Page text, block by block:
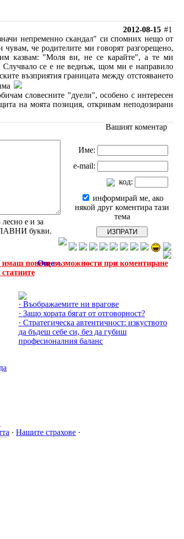
2012-08-15 #1
непременно скандал" си спомних нещо от
че родителите ми говорят разгорещено,
казвам: "Моля ви, не се карайте", а те ми
се е не веднъж, щом ми е направило
възприятия границата между отстояването
словесните "дуели", особено с интересен
на моята позиция, откривам неподозирани
Вашият коментар
е и за
букви.
Име:
e-mail:
код:
информирай ме, ако
някой друг коментира тази
тема
Още »
имаш повече възможности при коментиране
статиите
· Въображаемите ни врагове
· Защо хората бягат от отговорност?
· Стратегическа автентичност: изкуството
да бъдеш себе си, без да губиш
професионалния баланс
· Нашите страхове ·